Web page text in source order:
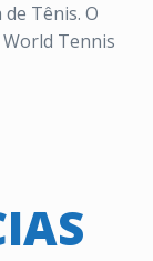
Tênis. O
Tennis